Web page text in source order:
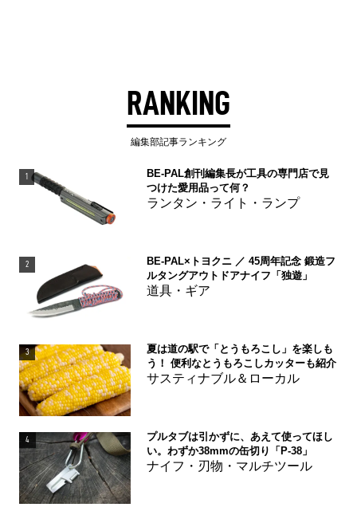
RANKING
編集部記事ランキング
1
BE-PAL創刊編集長が工具の専門店で見
つけた愛用品って何？
ランタン・ライト・ランプ
2
BE-PAL×トヨクニ ／ 45周年記念 鍛造フ
ルタングアウトドアナイフ「独遊」
道具・ギア
3
夏は道の駅で「とうもろこし」を楽しも
う！ 便利なとうもろこしカッターも紹介
サスティナブル＆ローカル
4
プルタブは引かずに、あえて使ってほし
い。わずか38mmの缶切り「P-38」
ナイフ・刃物・マルチツール